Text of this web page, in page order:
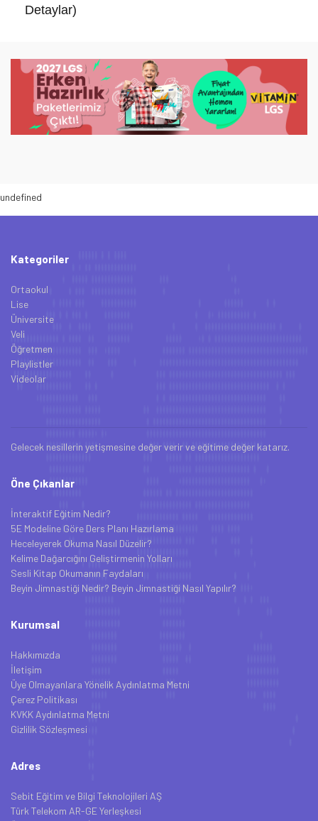
Detaylar)
undefined
Kategoriler
Ortaokul
Lise
Üniversite
Veli
Öğretmen
Playlistler
Videolar
Gelecek nesillerin yetişmesine değer verir ve eğitime değer katarız.
Öne Çıkanlar
İnteraktif Eğitim Nedir?
5E Modeline Göre Ders Planı Hazırlama
Heceleyerek Okuma Nasıl Düzelir?
Kelime Dağarcığını Geliştirmenin Yolları
Sesli Kitap Okumanın Faydaları
Beyin Jimnastiği Nedir? Beyin Jimnastiği Nasıl Yapılır?
Kurumsal
Hakkımızda
İletişim
Üye Olmayanlara Yönelik Aydınlatma Metni
Çerez Politikası
KVKK Aydınlatma Metni
Gizlilik Sözleşmesi
Adres
Sebit Eğitim ve Bilgi Teknolojileri AŞ
Türk Telekom AR-GE Yerleşkesi